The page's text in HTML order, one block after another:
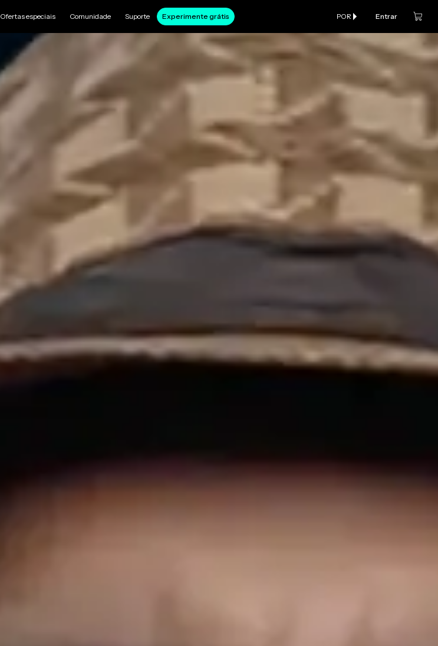
Ofertas especiais Comunidade Suporte Experimente grátis POR Entrar